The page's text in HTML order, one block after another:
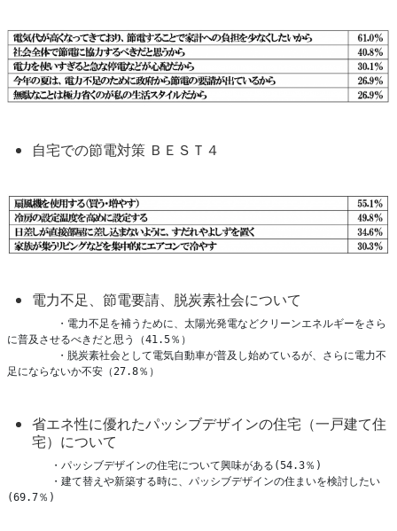
自宅での節電対策 ＢＥＳＴ４
電力不足、節電要請、脱炭素社会について
に普及させるべきだと思う（41.5％）
足にならないか不安（27.8％）
省エネ性に優れたパッシブデザインの住宅（一戸建て住
宅）について
(69.7％)